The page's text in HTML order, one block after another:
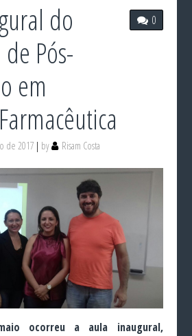
0
do
Pós-
em
de 2017 by Risam Costa
ocorreu a aula inaugural,